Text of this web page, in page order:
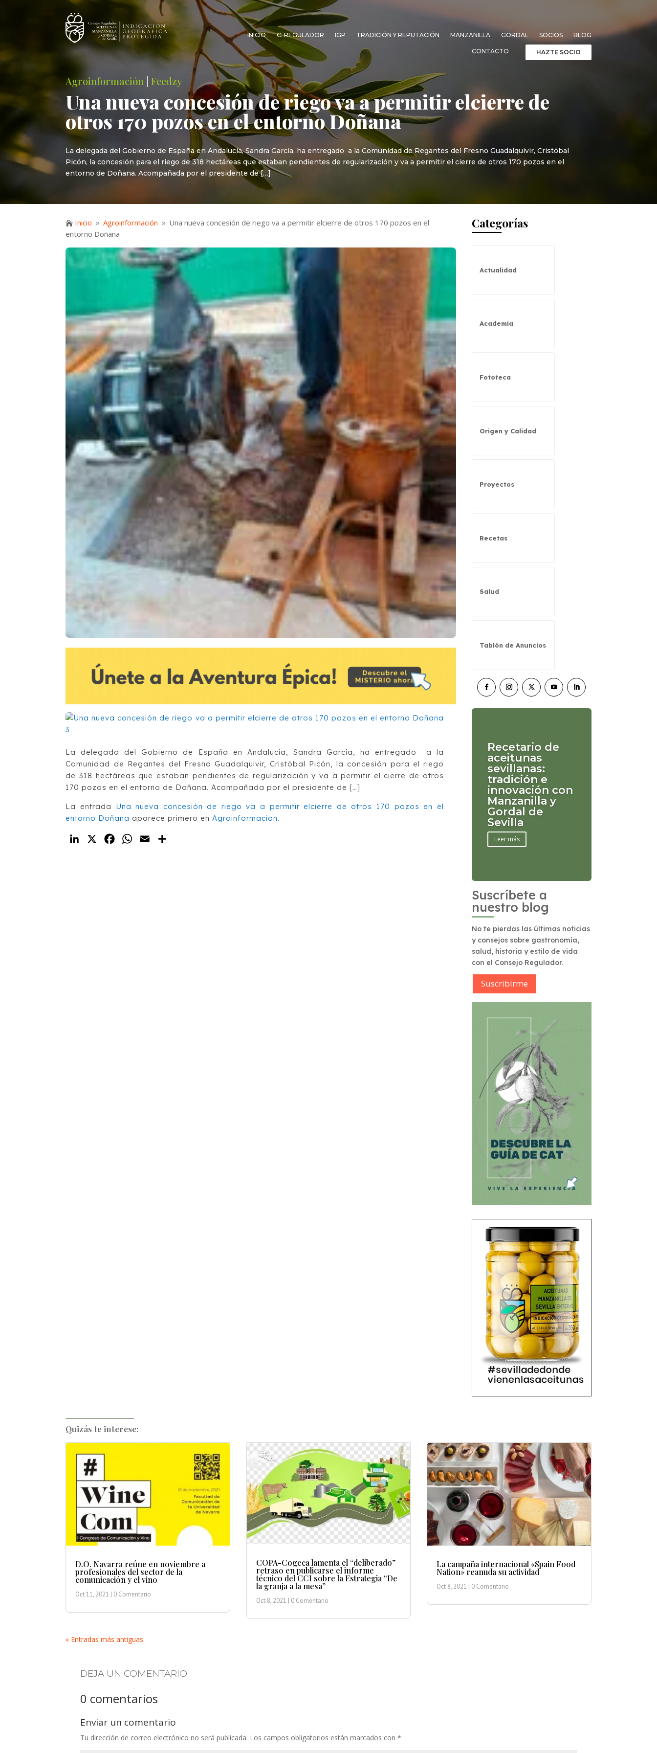
INICIO C. REGULADOR IGP TRADICIÓN Y REPUTACIÓN MANZANILLA GORDAL SOCIOS BLOG
CONTACTO HAZTE SOCIO
Agroinformación |Feedzy
Una nueva concesión de riego va a permitir elcierre de
otros 170 pozos en el entorno Doñana
La delegada del Gobierno de España en Andalucía, Sandra García, ha entregado a la Comunidad de Regantes del Fresno Guadalquivir, Cristóbal
Picón, la concesión para el riego de 318 hectáreas que estaban pendientes de regularización y va a permitir el cierre de otros 170 pozos en el
entorno de Doñana. Acompañada por el presidente de […]
 Inicio 9 Agroinformación 9 Una nueva concesión de riego va a permitir elcierre de otros 170 pozos en el
entorno Doñana
La delegada del Gobierno de España en Andalucía, Sandra García, ha entregado a la
Comunidad de Regantes del Fresno Guadalquivir, Cristóbal Picón, la concesión para el riego
de 318 hectáreas que estaban pendientes de regularización y va a permitir el cierre de otros
170 pozos en el entorno de Doñana. Acompañada por el presidente de […]
La entrada Una nueva concesión de riego va a permitir elcierre de otros 170 pozos en el
entorno Doñana aparece primero en Agroinformacion.
LinkedIn
X FacebookWhatsApp
Email
Categorías
Actualidad
Academia
Fototeca
Origen y Calidad
Proyectos
Recetas
Salud
Tablón de Anuncios
Recetario de
aceitunas
sevillanas:
tradición e
innovación con
Manzanilla y
Gordal de
Sevilla
Leer más
Suscríbete a
nuestro blog
No te pierdas las últimas noticias
y consejos sobre gastronomía,
salud, historia y estilo de vida
con el Consejo Regulador.
Suscribírme
Quizás te interese:
D.O. Navarra reúne en noviembre a
profesionales del sector de la
comunicación y el vino
Oct 11, 2021 | 0 Comentario
COPA-Cogeca lamenta el “deliberado”
retraso en publicarse el informe
técnico del CCI sobre la Estrategia “De
la granja a la mesa”
Oct 8, 2021 | 0 Comentario
La campaña internacional «Spain Food
Nation» reanuda su actividad
Oct 8, 2021 | 0 Comentario
« Entradas más antiguas
DEJA UN COMENTARIO
0 comentarios
Enviar un comentario
Tu dirección de correo electrónico no será publicada. Los campos obligatorios están marcados con*